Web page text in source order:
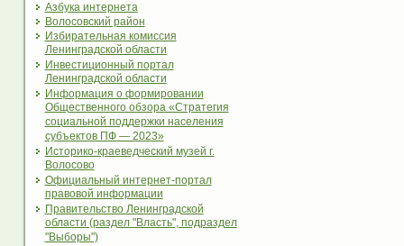
Азбука интернета
Волосовский район
Избирательная комиссия
Ленинградской области
Инвестиционный портал
Ленинградской области
Информация о формировании
Общественного обзора «Стратегия
социальной поддержки населения
субъектов ПФ — 2023»
Историко-краеведческий музей г.
Волосово
Официальный интернет-портал
правовой информации
Правительство Ленинградской
области (раздел "Власть", подраздел
"Выборы")